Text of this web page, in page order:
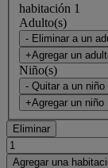
habitación 1
Adulto(s)
- Eliminar a un
+Agregar un
Niño(s)
- Quitar a un niño
+Agregar un niño
Eliminar
Agregar una